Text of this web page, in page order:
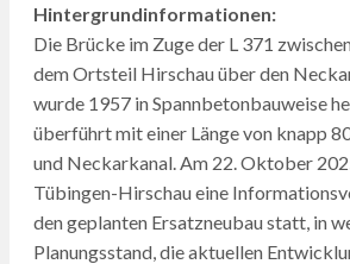
Hintergrundinformationen:
Die Brücke im Zuge der L 371
dem Ortsteil Hirschau über den
wurde 1957 in Spannbetonbauweise
überführt mit einer Länge von knapp
und Neckarkanal. Am 22. Oktober
Tübingen-Hirschau eine
den geplanten Ersatzneubau statt, in
Planungsstand, die aktuellen